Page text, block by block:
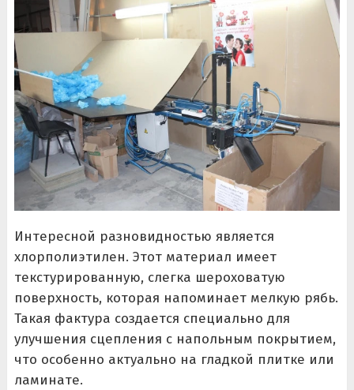
Интересной разновидностью является
хлорполиэтилен. Этот материал имеет
текстурированную, слегка шероховатую
поверхность, которая напоминает мелкую рябь.
Такая фактура создается специально для
улучшения сцепления с напольным покрытием,
что особенно актуально на гладкой плитке или
ламинате.